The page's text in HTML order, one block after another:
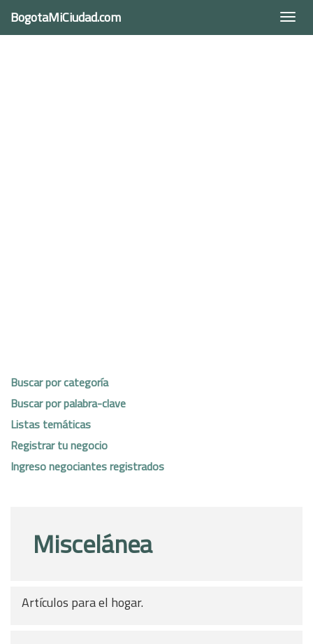
BogotaMiCiudad.com
Buscar por categoría
Buscar por palabra-clave
Listas temáticas
Registrar tu negocio
Ingreso negociantes registrados
Miscelánea
Artículos para el hogar.